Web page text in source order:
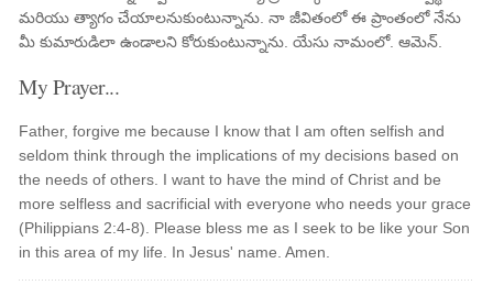
మరియు త్యాగం చేయాలనుకుంటున్నాను. నా జీవితంలో ఈ ప్రాంతంలో నేను
మీ కుమారుడిలా ఉండాలని కోరుకుంటున్నాను. యేసు నామంలో. ఆమెన్.
My Prayer...
Father, forgive me because I know that I am often selfish and
seldom think through the implications of my decisions based on
the needs of others. I want to have the mind of Christ and be
more selfless and sacrificial with everyone who needs your grace
(Philippians 2:4-8). Please bless me as I seek to be like your Son
in this area of my life. In Jesus' name. Amen.